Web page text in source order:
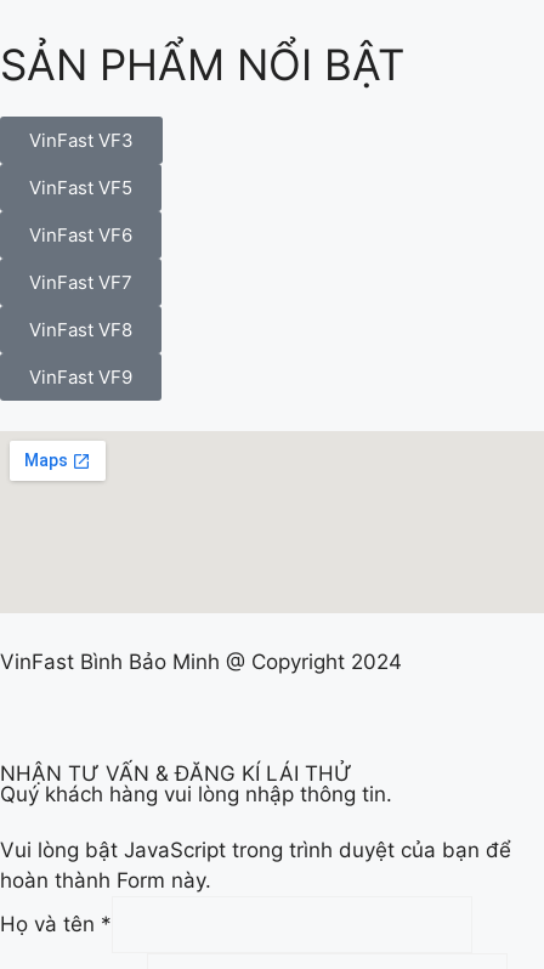
SẢN PHẨM NỔI BẬT
VinFast VF3
VinFast VF5
VinFast VF6
VinFast VF7
VinFast VF8
VinFast VF9
VinFast Bình Bảo Minh @ Copyright 2024
NHẬN TƯ VẤN & ĐĂNG KÍ LÁI THỬ
Quý khách hàng vui lòng nhập thông tin.
Vui lòng bật JavaScript trong trình duyệt của bạn để
hoàn thành Form này.
Họ và tên *